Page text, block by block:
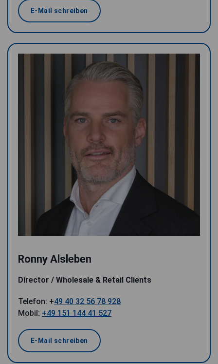
E-Mail schreiben
Ronny Alsleben
Director / Wholesale & Retail Clients
Telefon: +49 40 32 56 78 928
Mobil: +49 151 144 41 527
E-Mail schreiben